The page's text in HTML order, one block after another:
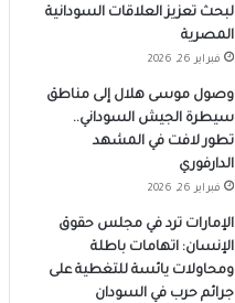
لبحث تعزيز العلاقات السودانية
المصرية
فبراير 26, 2026
وصول موسى هلال إلى مناطق
سيطرة الجيش السوداني..
تطور لافت في المشهد
الدارفوري
فبراير 26, 2026
الإمارات ترد في مجلس حقوق
الإنسان: اتهامات باطلة
ومحاولات يائسة للتغطية على
جرائم حرب في السودان